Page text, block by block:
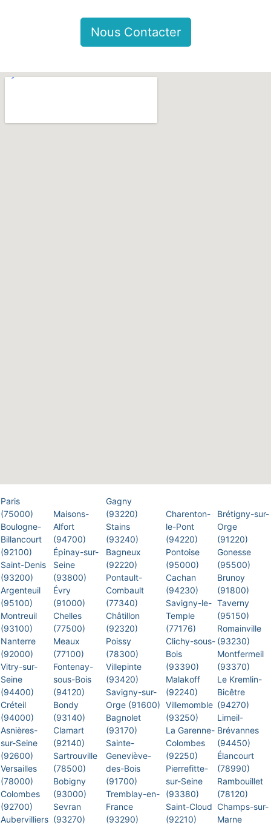
Nous Contacter
Paris
(75000)
Boulogne-
Billancourt
(92100)
Saint-Denis
(93200)
Argenteuil
(95100)
Montreuil
(93100)
Nanterre
(92000)
Vitry-sur-
Seine
(94400)
Créteil
(94000)
Asnières-
sur-Seine
(92600)
Versailles
(78000)
Colombes
(92700)
Aubervilliers
Maisons-
Alfort
(94700)
Épinay-sur-
Seine
(93800)
Évry
(91000)
Chelles
(77500)
Meaux
(77100)
Fontenay-
sous-Bois
(94120)
Bondy
(93140)
Clamart
(92140)
Sartrouville
(78500)
Bobigny
(93000)
Sevran
(93270)
Gagny
(93220)
Stains
(93240)
Bagneux
(92220)
Pontault-
Combault
(77340)
Châtillon
(92320)
Poissy
(78300)
Villepinte
(93420)
Savigny-sur-
Orge (91600)
Bagnolet
(93170)
Sainte-
Geneviève-
des-Bois
(91700)
Tremblay-en-
France
(93290)
Charenton-
le-Pont
(94220)
Pontoise
(95000)
Cachan
(94230)
Savigny-le-
Temple
(77176)
Clichy-sous-
Bois
(93390)
Malakoff
(92240)
Villemomble
(93250)
La Garenne-
Colombes
(92250)
Pierrefitte-
sur-Seine
(93380)
Saint-Cloud
(92210)
Brétigny-sur-
Orge
(91220)
Gonesse
(95500)
Brunoy
(91800)
Taverny
(95150)
Romainville
(93230)
Montfermeil
(93370)
Le Kremlin-
Bicêtre
(94270)
Limeil-
Brévannes
(94450)
Élancourt
(78990)
Rambouillet
(78120)
Champs-sur-
Marne